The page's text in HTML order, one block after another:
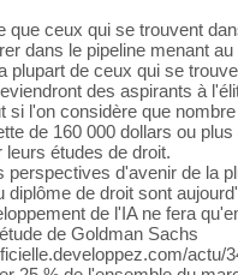
que ceux qui se trouvent
dans le pipeline menant au
plupart de ceux qui se
des aspirants à
si l'on considère que
de 160 000 dollars ou plus
études de droit.
perspectives d'avenir de la
diplôme de droit sont
de l'IA ne fera
de Goldman Sachs
actu/